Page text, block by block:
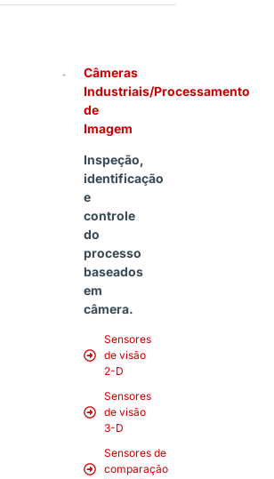
Câmeras
Industriais/Processamento
de
Imagem
Inspeção,
identificação
e
controle
do
processo
baseados
em
câmera.
Sensores
de visão
2-D
Sensores
de visão
3-D
Sensores de
comparação